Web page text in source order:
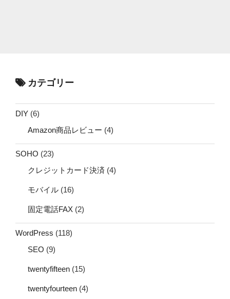
カテゴリー
DIY (6)
Amazon商品レビュー (4)
SOHO (23)
クレジットカード決済 (4)
モバイル (16)
固定電話FAX (2)
WordPress (118)
SEO (9)
twentyfifteen (15)
twentyfourteen (4)